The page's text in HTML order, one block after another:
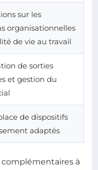
sur les
organisationnelles
de vie au travail
de sorties
et gestion du
de dispositifs
adaptés
à